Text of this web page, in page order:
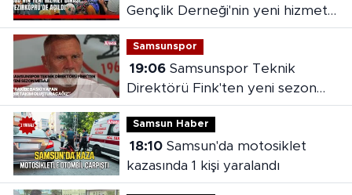
Gençlik Derneği'nin yeni hizmet
binası açıldı
Samsunspor
19:06Samsunspor Teknik
Direktörü Fink'ten yeni sezon
mesajı
Samsun Haber
18:10Samsun'da motosiklet
kazasında 1 kişi yaralandı